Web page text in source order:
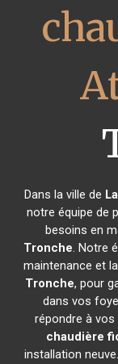
Dans la ville de
notre équipe de
besoins en
Tronche. Notre
maintenance et
Tronche, pour
dans vos
répondre à
chaudière
installation